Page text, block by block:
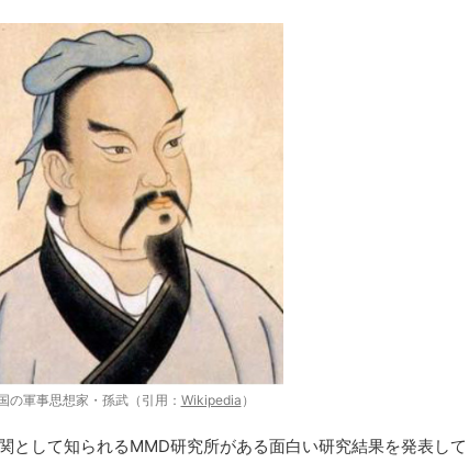
の軍事思想家・孫武（引用： Wikipedia ）
として知られるMMD研究所がある面白い研究結果を発表して